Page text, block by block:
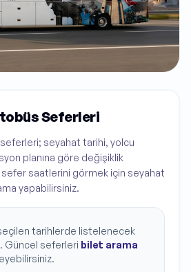
Seferleri
seyahat tarihi, yolcu
planına göre değişiklik
saatlerini görmek için seyahat
yapabilirsiniz.
tarihlerde listelenecek
Güncel seferleri bilet arama